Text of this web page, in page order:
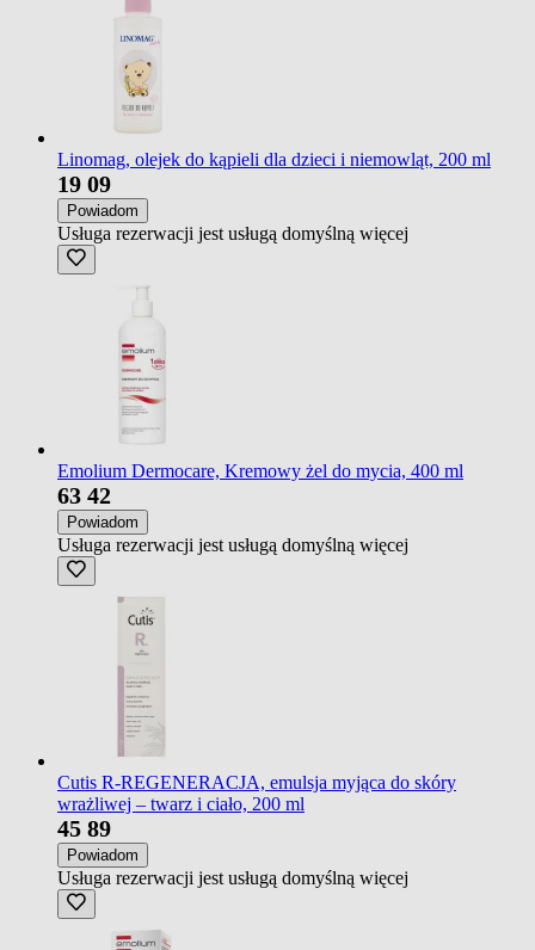
Linomag, olejek do kąpieli dla dzieci i niemowląt, 200 ml
19 09
Powiadom
Usługa rezerwacji jest usługą domyślną więcej
Emolium Dermocare, Kremowy żel do mycia, 400 ml
63 42
Powiadom
Usługa rezerwacji jest usługą domyślną więcej
Cutis R-REGENERACJA, emulsja myjąca do skóry
wrażliwej – twarz i ciało, 200 ml
45 89
Powiadom
Usługa rezerwacji jest usługą domyślną więcej